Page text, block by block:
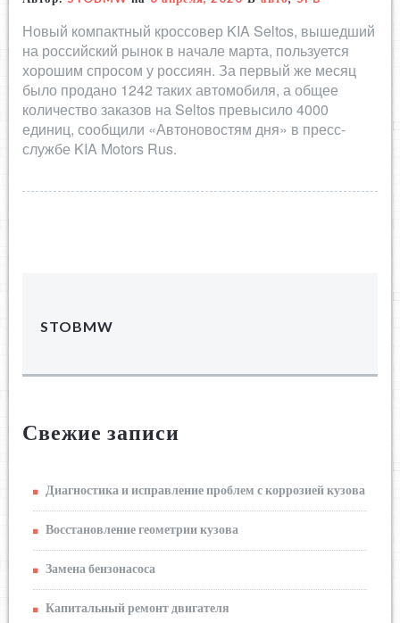
Новый компактный кроссовер KIA Seltos, вышедший
на российский рынок в начале марта, пользуется
хорошим спросом у россиян. За первый же месяц
было продано 1242 таких автомобиля, а общее
количество заказов на Seltos превысило 4000
единиц, сообщили «Автоновостям дня» в пресс-
службе KIA Motors Rus.
STOBMW
Свежие записи
Диагностика и исправление проблем с коррозией кузова
Восстановление геометрии кузова
Замена бензонасоса
Капитальный ремонт двигателя